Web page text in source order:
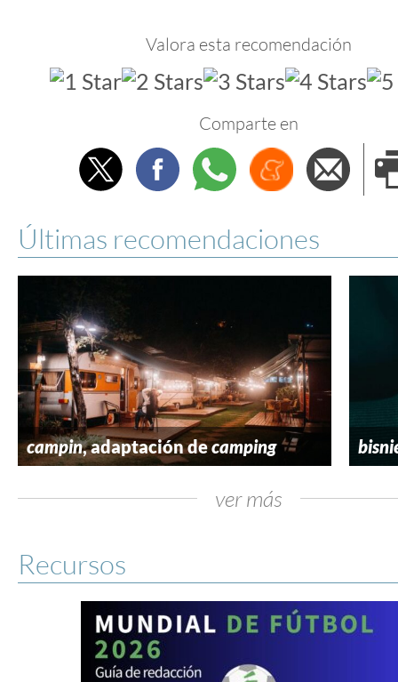
Valora esta recomendación
Comparte en
TwitterFacebookWhatsappMenéame
Últimas recomendaciones
campin, adaptación decamping
ver más
Recursos